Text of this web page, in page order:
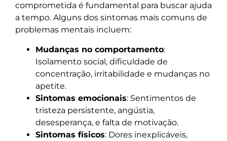
comprometida é fundamental para buscar ajuda
a tempo. Alguns dos sintomas mais comuns de
problemas mentais incluem:
Mudanças no comportamento:
Isolamento social, dificuldade de
concentração, irritabilidade e mudanças no
apetite.
Sintomas emocionais: Sentimentos de
tristeza persistente, angústia,
desesperança, e falta de motivação.
Sintomas físicos: Dores inexplicáveis,